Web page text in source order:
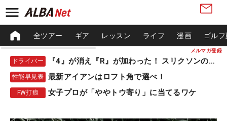
メルマガ登録
全ツアー ギア レッスン ライフ 漫画 ゴル
ドライバー 『4』が消え『R』が加わった！ スリクソンの新作
性能早見表 最新アイアンはロフト角で選べ！
FW打痕 女子プロが「ややトウ寄り」に当てるワケ